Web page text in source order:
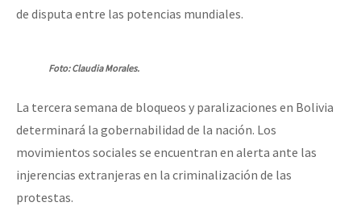
de disputa entre las potencias mundiales.
Foto: Claudia Morales.
La tercera semana de bloqueos y paralizaciones en Bolivia
determinará la gobernabilidad de la nación. Los
movimientos sociales se encuentran en alerta ante las
injerencias extranjeras en la criminalización de las
protestas.